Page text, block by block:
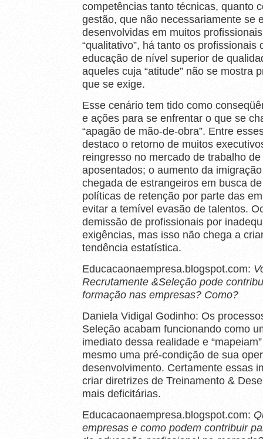
competências tanto técnicas, quanto
gestão, que não necessariamente se
desenvolvidas em muitos
“qualitativo”, há tanto os profissionais
educação de nível superior de
aqueles cuja “atitude” não se mostra
que se exige.
Esse cenário tem tido como
e ações para se enfrentar o que se
“apagão de mão-de-obra”. Entre
destaco o retorno de muitos
reingresso no mercado de trabalho
aposentados; o aumento da
chegada de estrangeiros em busca
políticas de retenção por parte das
evitar a temível evasão de talentos.
demissão de profissionais por
exigências, mas isso não chega a
tendência estatística.
Educacaonaempresa.blogspot.com:
Recrutamente &Seleção pode
formação nas empresas? Como?
Daniela Vidigal Godinho: Os
Seleção acabam funcionando como
imediato dessa realidade e
mesmo uma pré-condição de sua
desenvolvimento. Certamente essas
criar diretrizes de Treinamento &
mais deficitárias.
Educacaonaempresa.blogspot.com:
empresas e como podem contribuir